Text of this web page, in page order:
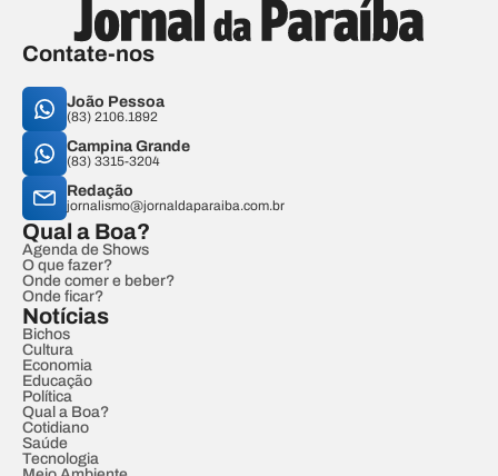
Contate-nos
João Pessoa
(83) 2106.1892
Campina Grande
(83) 3315-3204
Redação
jornalismo@jornaldaparaiba.com.br
Qual a Boa?
Agenda de Shows
O que fazer?
Onde comer e beber?
Onde ficar?
Notícias
Bichos
Cultura
Economia
Educação
Política
Qual a Boa?
Cotidiano
Saúde
Tecnologia